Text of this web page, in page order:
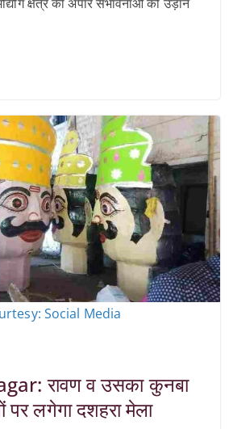
Social Media
रावण व उसका कुनबा
पर लगेगा दशहरा मेला